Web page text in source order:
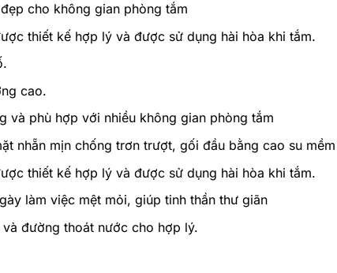
cho không gian phòng tắm
thiết kế hợp lý và được sử dụng hài hòa khi tắm.
cao.
và phù hợp với nhiều không gian phòng tắm
nhẵn mịn chống trơn trượt, gối đầu bằng cao su
thiết kế hợp lý và được sử dụng hài hòa khi tắm.
làm việc mệt mỏi, giúp tinh thần thư giãn
đường thoát nước cho hợp lý.